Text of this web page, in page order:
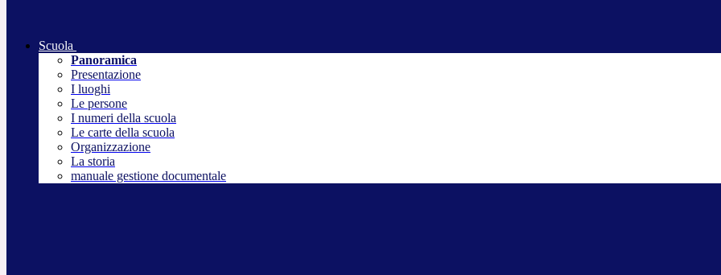
Scuola
Panoramica
Presentazione
I luoghi
Le persone
I numeri della scuola
Le carte della scuola
Organizzazione
La storia
manuale gestione documentale